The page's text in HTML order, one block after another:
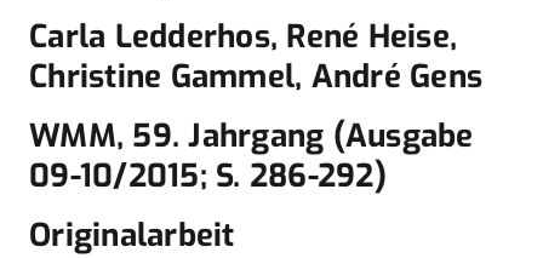
Carla Ledderhos, René Heise,
Christine Gammel, André Gens
WMM, 59. Jahrgang (Ausgabe
09-10/2015; S. 286-292)
Originalarbeit